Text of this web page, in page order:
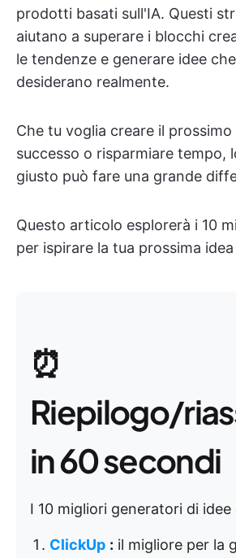
prodotti basati sull'IA. Questi
aiutano a superare i blocchi
le tendenze e generare idee
desiderano realmente.
Che tu voglia creare il
successo o risparmiare tempo,
giusto può fare una grande
Questo articolo esplorerà i 10
per ispirare la tua prossima
⏰
Riepilogo/
in 60 secondi
I 10 migliori generatori di
ClickUp : il migliore per la